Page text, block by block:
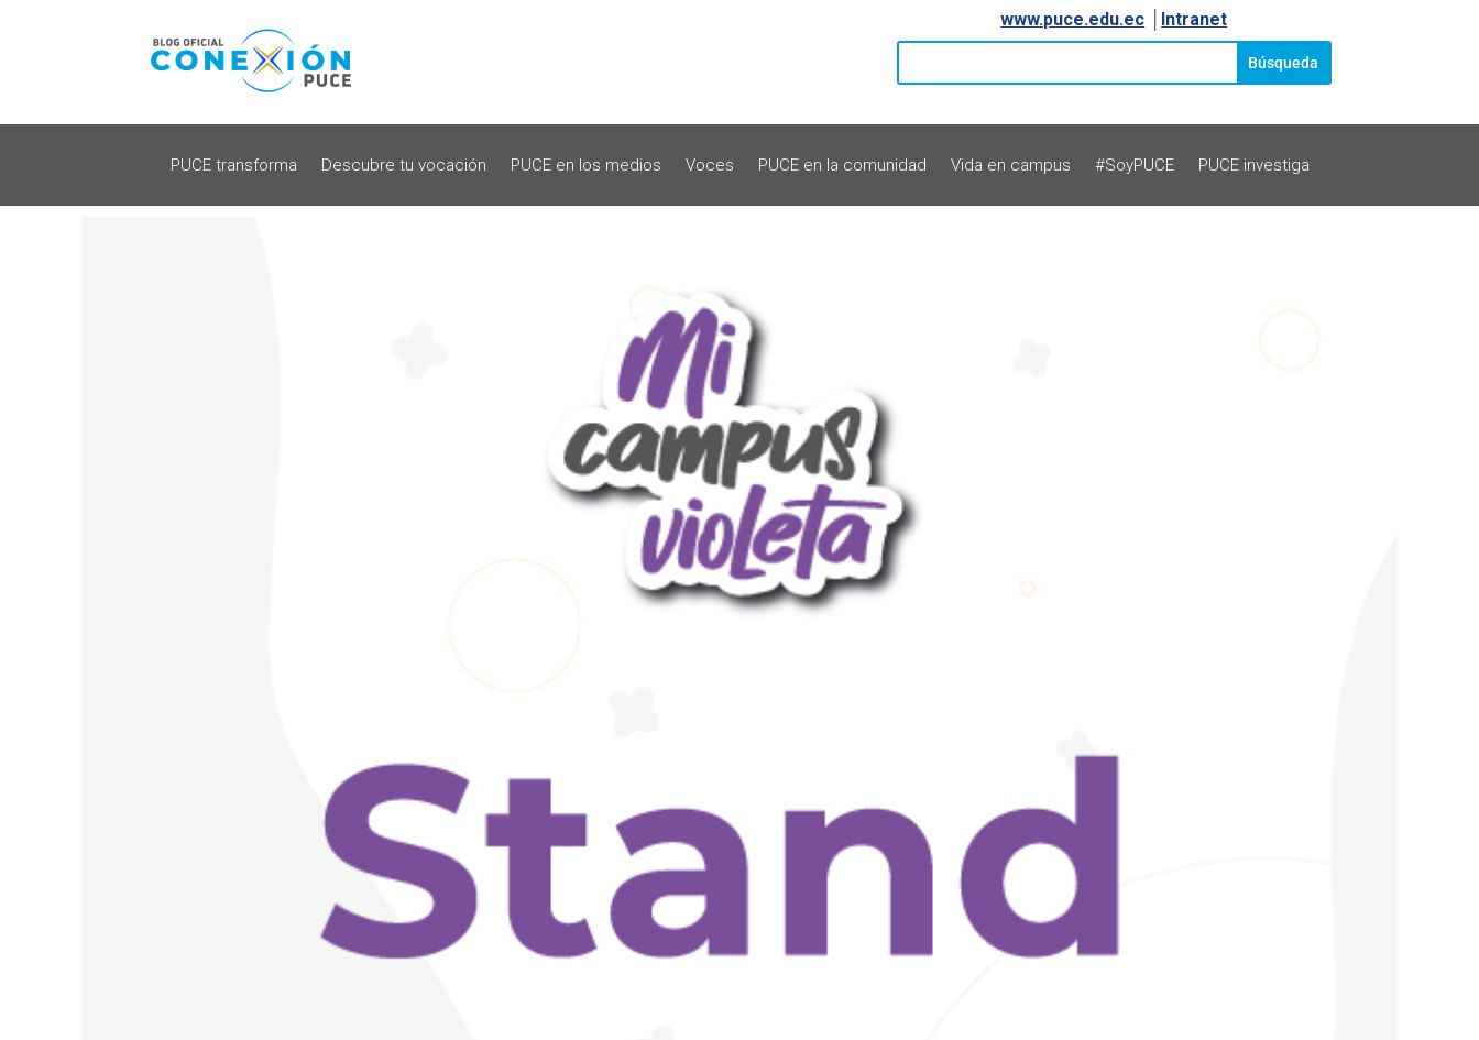
www.puce.edu.ec Intranet
PUCE transforma Descubre tu vocación PUCE en los medios Voces PUCE en la comunidad Vida en campus #SoyPUCE PUCE investiga